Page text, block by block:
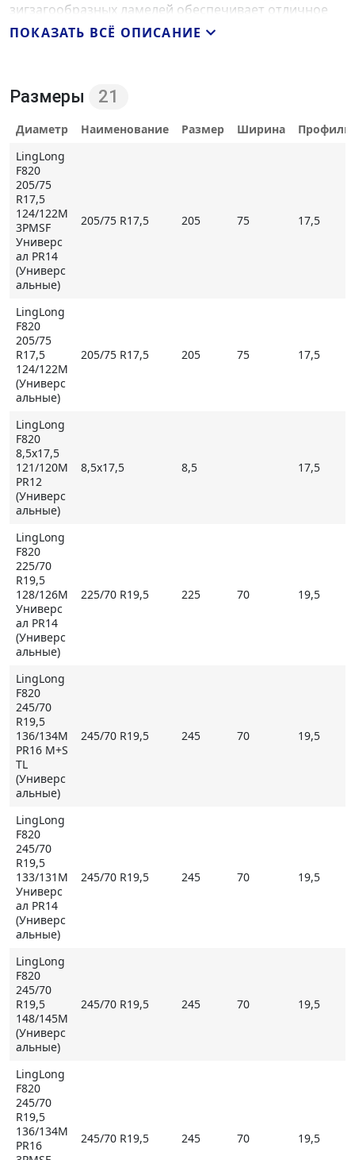
зигзагообразных ламелей обеспечивает отличное
сцепление и уменьшает звуковой эффект. Четыре
самоочищение, что увеличивает устойчивость и
проходимость.
ШинаLingLong F820имеет повышенную
износостойкость и увеличенный срок эксплуатации,
которые достигнуты путем внедрения в резиновую
смесь специальных добавок. Повышенные
амортизационные свойства, повысили комфорт при
езде и уменьшили затраты на ремонт подвески.
Усиленные боковые зоны и каркас повысили
надежность шины и безопасность. Шина
соответствует стандартам качества, обладает
доступной стоимостью и пользуется спросом среди
автовладельцев грузовой техники.
Основные особенности шины LingLong F820
- отличная проходимость;
- повышенная управляемость;
- прекрасные амортизационные свойства;
- отличное сцепление с дорогой.
Купить LingLong F820 на Мосавтошине
ПОКАЗАТЬ ВСЁ ОПИСАНИЕ
Размеры 21
Диаметр Наименование Размер Ширина
Профиль
LingLong
F820
205/75
R17,5
124/122M
3PMSF
Универс
ал PR14
(Универс
альные)
205/75 R17,5 205 75 17,5
LingLong
F820
205/75
R17,5
124/122M
(Универс
альные)
205/75 R17,5 205 75 17,5
LingLong
F820
8,5x17,5
121/120M
PR12
(Универс
альные)
8,5x17,5 8,5 17,5
LingLong
F820
225/70
R19,5
128/126M
Универс
ал PR14
(Универс
альные)
225/70 R19,5 225 70 19,5
LingLong
F820
245/70
R19,5
136/134M
PR16 M+S
TL
(Универс
альные)
245/70 R19,5 245 70 19,5
LingLong
F820
245/70
R19,5
133/131M
Универс
ал PR14
(Универс
альные)
245/70 R19,5 245 70 19,5
LingLong
F820
245/70
R19,5
148/145M
(Универс
альные)
245/70 R19,5 245 70 19,5
LingLong
F820
245/70
R19,5
136/134M
PR16
245/70 R19,5 245 70 19,5